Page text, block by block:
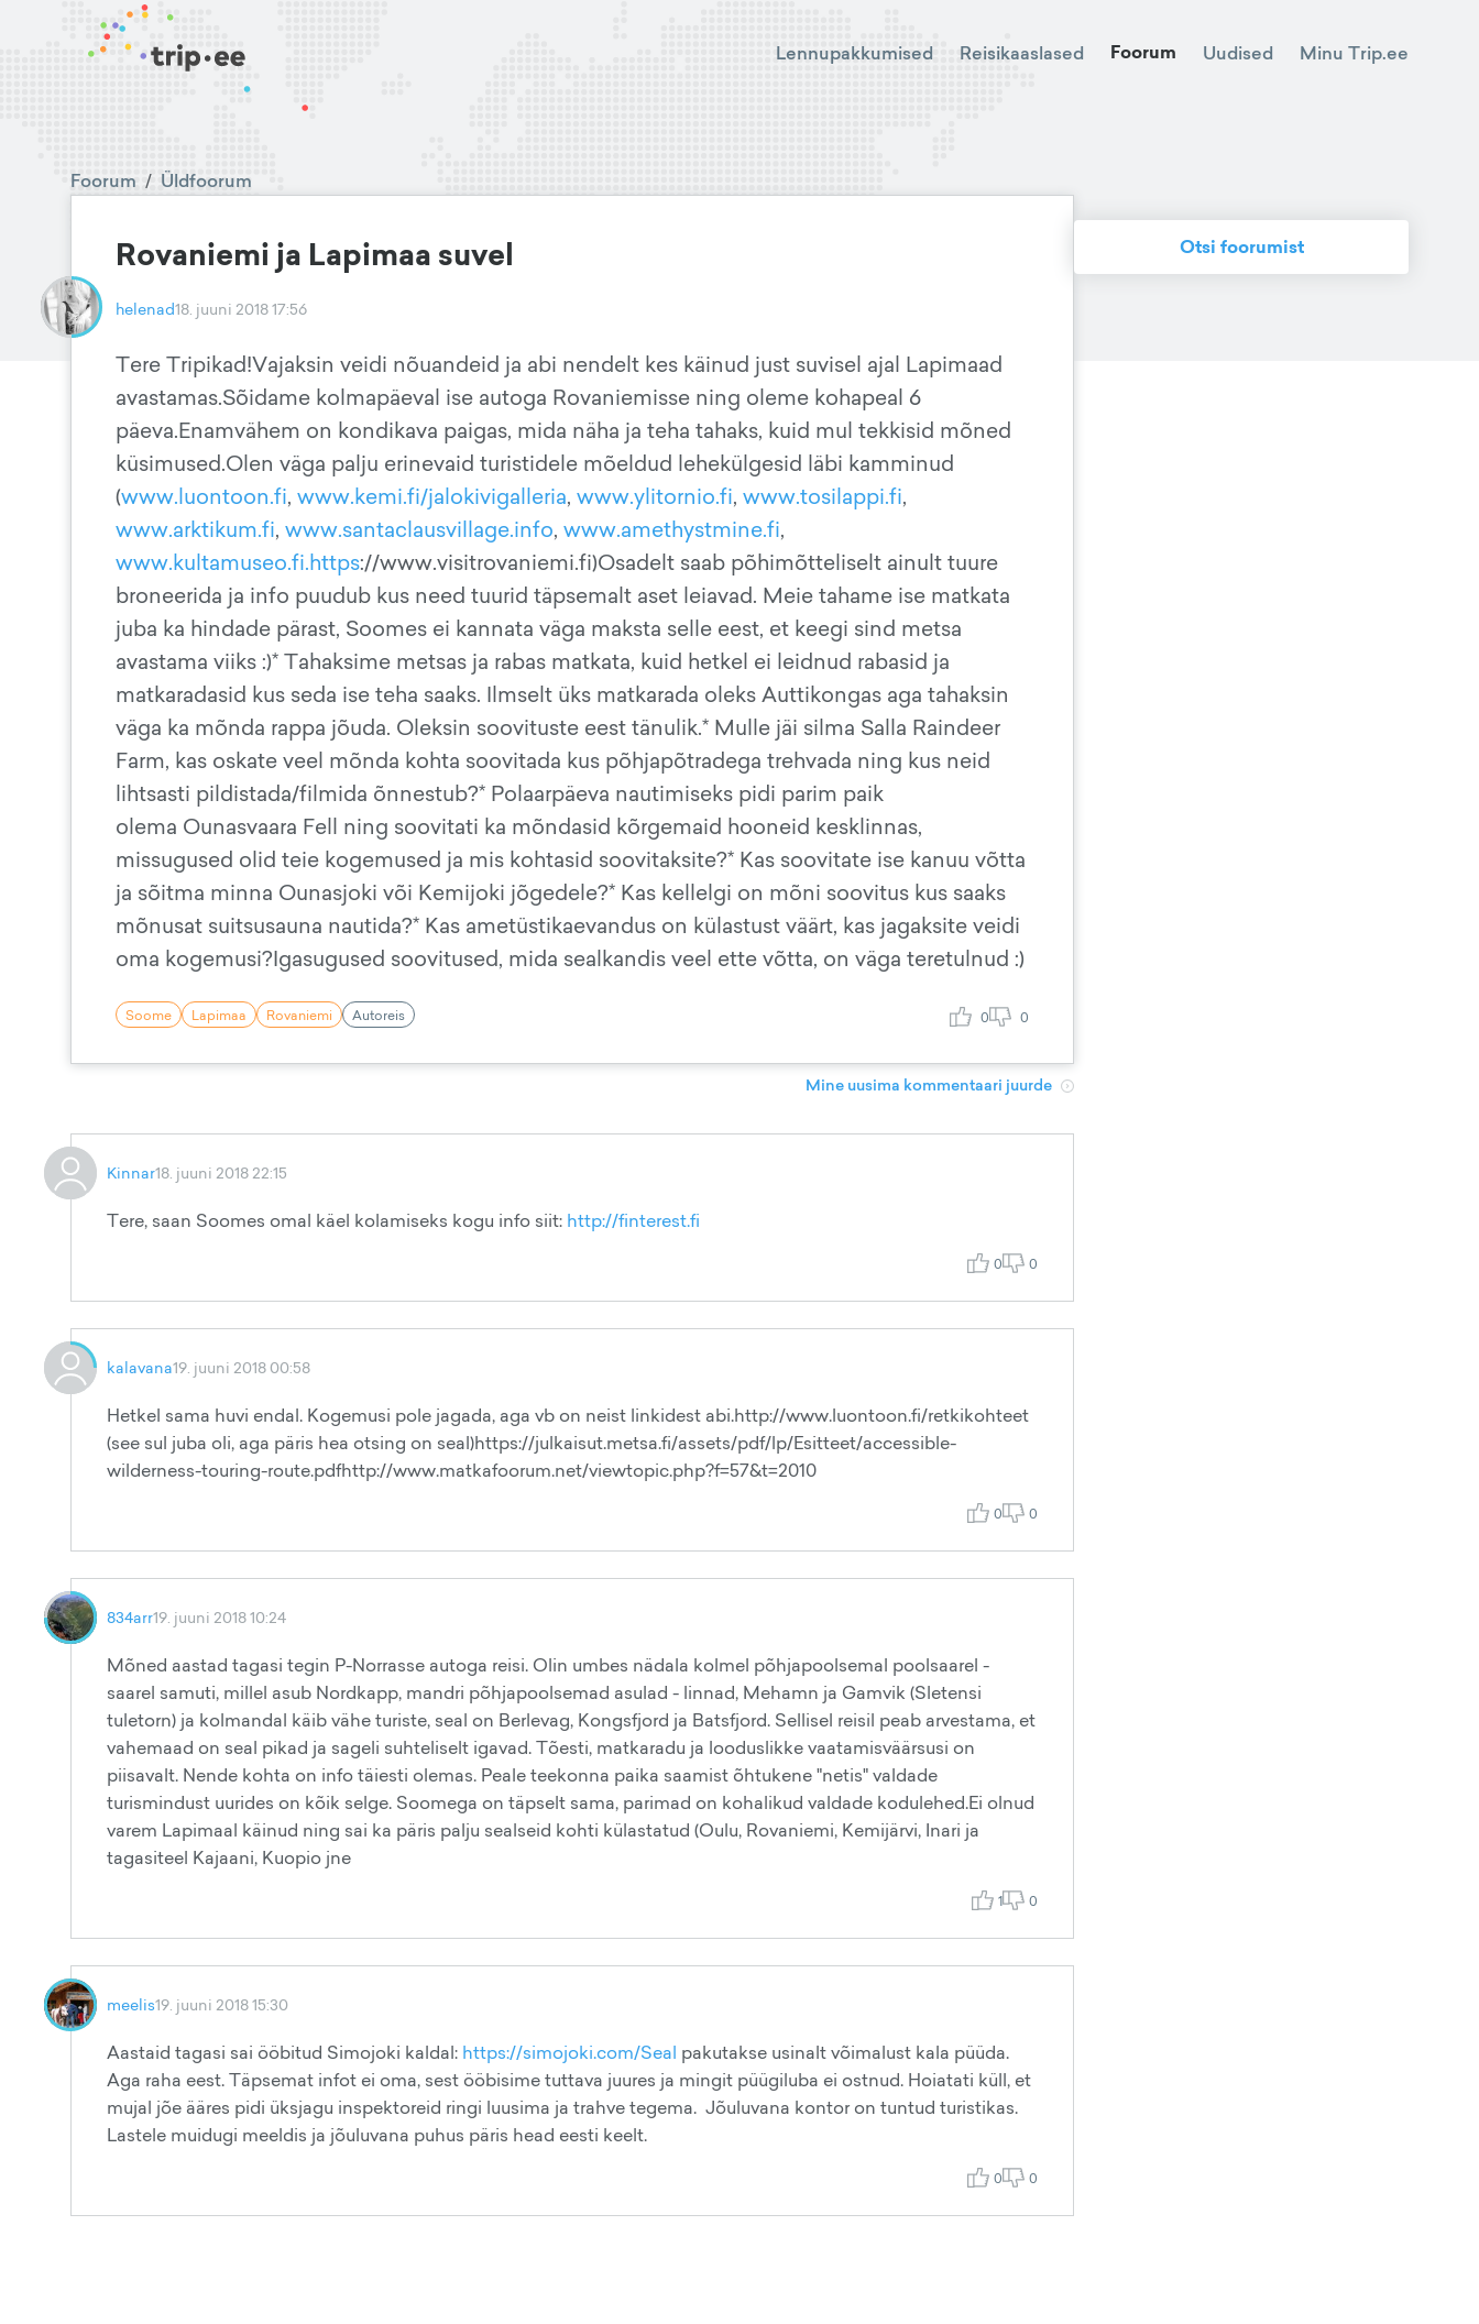
Lennupakkumised Reisikaaslased Foorum Uudised Minu Trip.ee
Foorum / Üldfoorum
Rovaniemi ja Lapimaa suvel
helenad18. juuni 2018 17:56
Tere Tripikad!Vajaksin veidi nõuandeid ja abi nendelt kes käinud just suvisel ajal Lapimaad
avastamas.Sõidame kolmapäeval ise autoga Rovaniemisse ning oleme kohapeal 6
päeva.Enamvähem on kondikava paigas, mida näha ja teha tahaks, kuid mul tekkisid mõned
küsimused.Olen väga palju erinevaid turistidele mõeldud lehekülgesid läbi kamminud
(www.luontoon.fi, www.kemi.fi/jalokivigalleria, www.ylitornio.fi, www.tosilappi.fi,
www.arktikum.fi, www.santaclausvillage.info, www.amethystmine.fi,
www.kultamuseo.fi.https://www.visitrovaniemi.fi)Osadelt saab põhimõtteliselt ainult tuure
broneerida ja info puudub kus need tuurid täpsemalt aset leiavad. Meie tahame ise matkata
juba ka hindade pärast, Soomes ei kannata väga maksta selle eest, et keegi sind metsa
avastama viiks :)* Tahaksime metsas ja rabas matkata, kuid hetkel ei leidnud rabasid ja
matkaradasid kus seda ise teha saaks. Ilmselt üks matkarada oleks Auttikongas aga tahaksin
väga ka mõnda rappa jõuda. Oleksin soovituste eest tänulik.* Mulle jäi silma Salla Raindeer
Farm, kas oskate veel mõnda kohta soovitada kus põhjapõtradega trehvada ning kus neid
lihtsasti pildistada/filmida õnnestub?* Polaarpäeva nautimiseks pidi parim paik
olema Ounasvaara Fell ning soovitati ka mõndasid kõrgemaid hooneid kesklinnas,
missugused olid teie kogemused ja mis kohtasid soovitaksite?* Kas soovitate ise kanuu võtta
ja sõitma minna Ounasjoki või Kemijoki jõgedele?* Kas kellelgi on mõni soovitus kus saaks
mõnusat suitsusauna nautida?* Kas ametüstikaevandus on külastust väärt, kas jagaksite veidi
oma kogemusi?Igasugused soovitused, mida sealkandis veel ette võtta, on väga teretulnud :)
Soome Lapimaa Rovaniemi Autoreis 0 0
Mine uusima kommentaari juurde
Kinnar18. juuni 2018 22:15
Tere, saan Soomes omal käel kolamiseks kogu info siit: http://finterest.fi
0 0
kalavana19. juuni 2018 00:58
Hetkel sama huvi endal. Kogemusi pole jagada, aga vb on neist linkidest abi.http://www.luontoon.fi/retkikohteet
(see sul juba oli, aga päris hea otsing on seal)https://julkaisut.metsa.fi/assets/pdf/lp/Esitteet/accessible-
wilderness-touring-route.pdfhttp://www.matkafoorum.net/viewtopic.php?f=57&t=2010
0 0
834arr19. juuni 2018 10:24
Mõned aastad tagasi tegin P-Norrasse autoga reisi. Olin umbes nädala kolmel põhjapoolsemal poolsaarel -
saarel samuti, millel asub Nordkapp, mandri põhjapoolsemad asulad - linnad, Mehamn ja Gamvik (Sletensi
tuletorn) ja kolmandal käib vähe turiste, seal on Berlevag, Kongsfjord ja Batsfjord. Sellisel reisil peab arvestama, et
vahemaad on seal pikad ja sageli suhteliselt igavad. Tõesti, matkaradu ja looduslikke vaatamisväärsusi on
piisavalt. Nende kohta on info täiesti olemas. Peale teekonna paika saamist õhtukene "netis" valdade
turismindust uurides on kõik selge. Soomega on täpselt sama, parimad on kohalikud valdade kodulehed.Ei olnud
varem Lapimaal käinud ning sai ka päris palju sealseid kohti külastatud (Oulu, Rovaniemi, Kemijärvi, Inari ja
tagasiteel Kajaani, Kuopio jne
1 0
meelis19. juuni 2018 15:30
Aastaid tagasi sai ööbitud Simojoki kaldal: https://simojoki.com/Seal pakutakse usinalt võimalust kala püüda.
Aga raha eest. Täpsemat infot ei oma, sest ööbisime tuttava juures ja mingit püügiluba ei ostnud. Hoiatati küll, et
mujal jõe ääres pidi üksjagu inspektoreid ringi luusima ja trahve tegema. Jõuluvana kontor on tuntud turistikas.
Lastele muidugi meeldis ja jõuluvana puhus päris head eesti keelt.
0 0
Otsi foorumist